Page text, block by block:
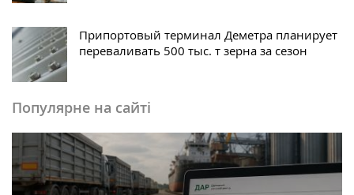
Припортовый терминал Деметра планирует
переваливать 500 тыс. т зерна за сезон
Популярне на сайті